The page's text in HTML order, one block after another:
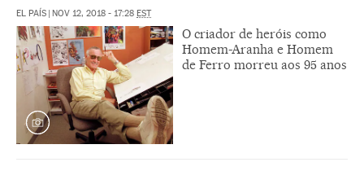
EL PAÍS | NOV 12, 2018 - 17:28 EST
O criador de heróis como
Homem-Aranha e Homem
de Ferro morreu aos 95 anos